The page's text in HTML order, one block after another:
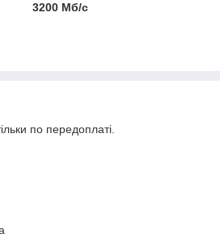
3200 Мб/с
по передоплаті.